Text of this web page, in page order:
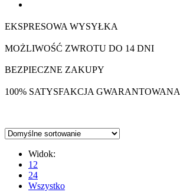
EKSPRESOWA WYSYŁKA
MOŻLIWOŚĆ ZWROTU DO 14 DNI
BEZPIECZNE ZAKUPY
100% SATYSFAKCJA GWARANTOWANA
Widok:
12
24
Wszystko